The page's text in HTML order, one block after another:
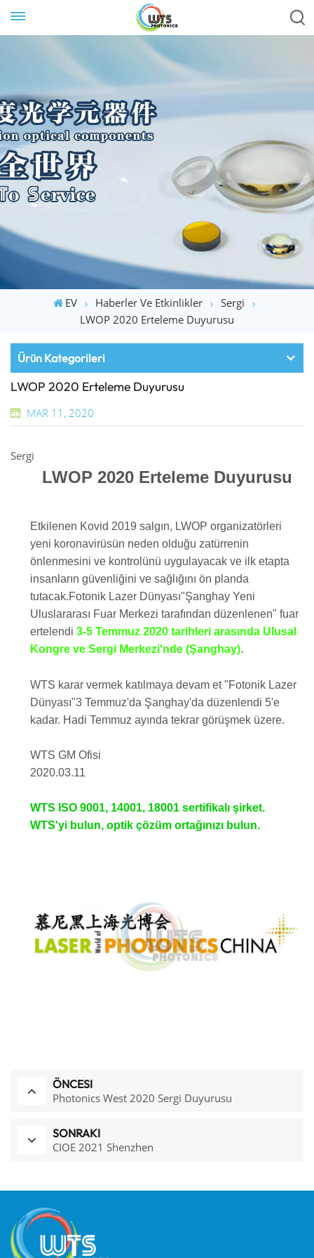
EV Haberler Ve Etkinlikler
Sergi
LWOP 2020 Erteleme Duyurusu
Ürün Kategorileri
LWOP 2020 Erteleme Duyurusu
MAR 11, 2020
Sergi
LWOP 2020 Erteleme Duyurusu
Etkilenen Kovid 2019 salgın, LWOP organizatörleri
yeni koronavirüsün neden olduğu zatürrenin
önlenmesini ve kontrolünü uygulayacak ve ilk etapta
insanların güvenliğini ve sağlığını ön planda
tutacak.Fotonik Lazer Dünyası"Şanghay Yeni
Uluslararası Fuar Merkezi tarafından düzenlenen" fuar
ertelendi 3-5 Temmuz 2020 tarihleri ​​arasında Ulusal
Kongre ve Sergi Merkezi'nde (Şanghay).
WTS karar vermek katılmaya devam et"Fotonik Lazer
Dünyası"3 Temmuz'da Şanghay'da düzenlendi 5'e
kadar. Hadi Temmuz ayında tekrar görüşmek üzere.
WTS GM Ofisi
2020.03.11
WTS ISO 9001, 14001, 18001 sertifikalı şirket.
WTS'yi bulun, optik çözüm ortağınızı bulun.
ÖNCESI
Photonics West 2020 Sergi Duyurusu
SONRAKI
CIOE 2021 Shenzhen